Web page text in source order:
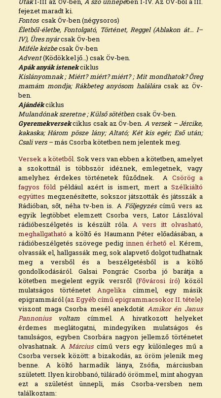
fejezet maradt ki.
Fontoscsak Öv-ben (négysoros)
Életből-életbe, Fontolgató, Történet, Reggel (Ablakon át… I–
IV), Üres nyárcsak Öv-ben
Miféle kézbecsak Öv-ben
Advent(Ködökkel jő…) csak Öv-ben.
Apák anyák istenekciklus
Kislányomnak ; Miért? miért? miért? ; Mit mondhatok? Öreg
mamám mondja; Rákbeteg anyósom haláláracsak az Öv-
ben.
Ajándékciklus
Mulandónak szeretne ; Külső sötétbencsak Öv-ben.
Gyeremekversekciklus csak az Öv-ben. A versek – Jércike,
kakaska; Három pösze lány; Altató; Két kis egér; Eső után;
Csali vers –más Csorba kötetben nem jelentek meg.
Versek a kötetből. Sok vers van ebben a kötetben, amelyet
a szokottnál is többször idéznek, emlegetnek, vagy
amelyhez érdekes történetek fűződnek. ACsörög a
fagyos föld például azért is ismert, mert aSzélkiáltó
együttes megzenésítette, sokszor játszották és játsszák a
Rádióban, sőt, néha tv-ben is. A Följegyzéscímű vers az
egyik legtöbbet elemzett Csorba vers, Lator Lászlóval
rádióbeszélgetés is készült róla.A vers itt olvasható,
meghallgatható a költő és Haumann Péter előadásában, a
rádióbeszélgetés szövege pediginnen érhető el. Kérem,
olvassák el, hallgassák meg, sok alapvető dolgot tudhatnak
meg a versből és a beszélgetésből is a költő
gondolkodásáról. Galsai Pongrác Csorba jó barátja a
kötetben megjelent egyik versről (Fővárosi író) közöl
mulatságos történetetAngelika címmel, egy másik
epigrammáról (az Egyéb című epigrammacsokor II. tétele)
viszont maga Csorba mesél anekdotát Amikor én Janus
Pannonius voltam címmel. A hivatkozott helyeket
érdemes meglátogatni, mindegyiken mulatságos és
tanulságos, egyben Csorbára nagyon jellemző történetet
olvashatnak. AMárciuscímű vers egy különleges mű a
Csorba versek között: a bizakodás, az öröm jelenik meg
benne. A költő harmadik lánya, Zsófia, márciusban
született. Ilyen kirobbanó, túláradó örömmel, mint ahogyan
ezt a születést ünnepli, más Csorba-versben nem
találkoztam: